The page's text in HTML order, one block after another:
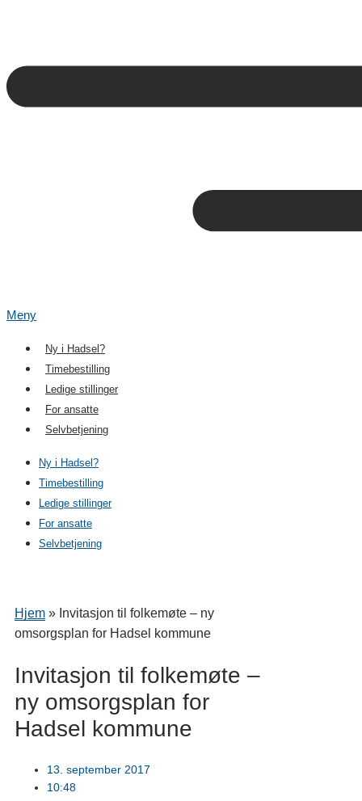
Meny
Ny i Hadsel?
Timebestilling
Ledige stillinger
For ansatte
Selvbetjening
Ny i Hadsel?
Timebestilling
Ledige stillinger
For ansatte
Selvbetjening
Hjem » Invitasjon til folkemøte – ny
omsorgsplan for Hadsel kommune
Invitasjon til folkemøte –
ny omsorgsplan for
Hadsel kommune
13. september 2017
10:48